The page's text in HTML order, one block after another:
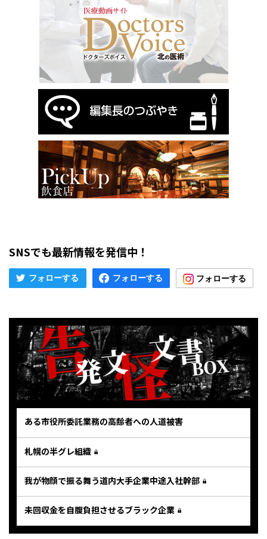
SNSでも最新情報を発信中！
ある市役所委託業務の高齢者への人道被害
札幌の半グレ組織
我が物顔で振る舞う道内大手企業中途入社幹部
未回収金を自腹負担させるブラック企業